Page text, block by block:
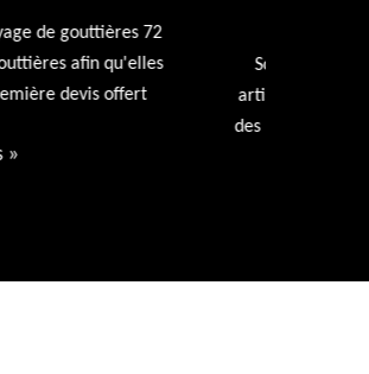
de façade 72 Sarthe nos
de façade utiliseront
Devis et déplacement offert